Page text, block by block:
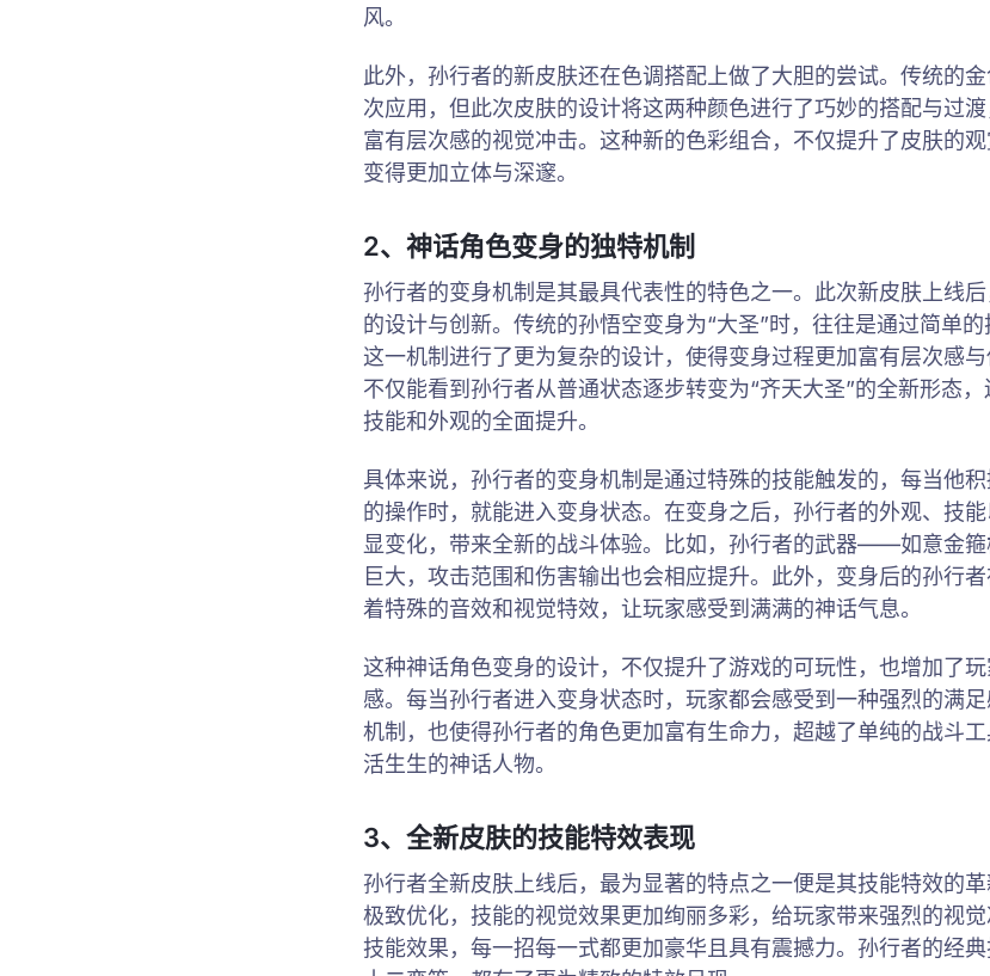
风。
此外，孙行者的新皮肤还在色调搭配上做了大胆的尝试。传统的
次应用，但此次皮肤的设计将这两种颜色进行了巧妙的搭配与过
富有层次感的视觉冲击。这种新的色彩组合，不仅提升了皮肤的
变得更加立体与深邃。
2、神话角色变身的独特机制
孙行者的变身机制是其最具代表性的特色之一。此次新皮肤上线
的设计与创新。传统的孙悟空变身为“大圣”时，往往是通过简单
这一机制进行了更为复杂的设计，使得变身过程更加富有层次感
不仅能看到孙行者从普通状态逐步转变为“齐天大圣”的全新形态
技能和外观的全面提升。
具体来说，孙行者的变身机制是通过特殊的技能触发的，每当他
的操作时，就能进入变身状态。在变身之后，孙行者的外观、技
显变化，带来全新的战斗体验。比如，孙行者的武器——如意金
巨大，攻击范围和伤害输出也会相应提升。此外，变身后的孙行
着特殊的音效和视觉特效，让玩家感受到满满的神话气息。
这种神话角色变身的设计，不仅提升了游戏的可玩性，也增加了
感。每当孙行者进入变身状态时，玩家都会感受到一种强烈的满
机制，也使得孙行者的角色更加富有生命力，超越了单纯的战斗
活生生的神话人物。
3、全新皮肤的技能特效表现
孙行者全新皮肤上线后，最为显著的特点之一便是其技能特效的
极致优化，技能的视觉效果更加绚丽多彩，给玩家带来强烈的视
技能效果，每一招每一式都更加豪华且具有震撼力。孙行者的经